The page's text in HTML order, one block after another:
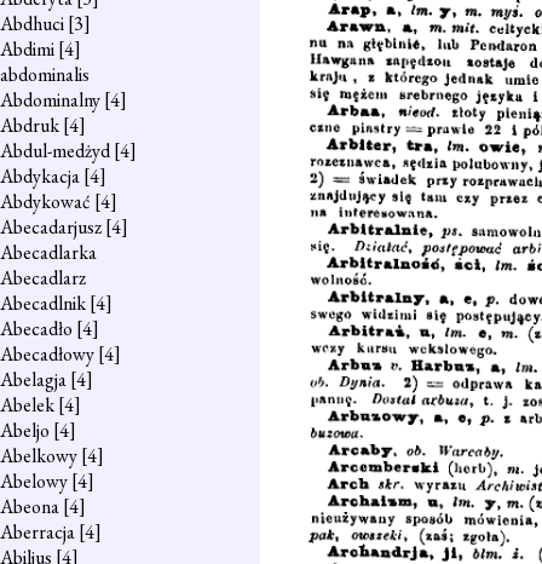
Abdhuci[3]
Abdimi[4]
abdominalis
Abdominalny[4]
Abdruk[4]
Abdul-medżyd[4]
Abdykacja[4]
Abdykować [4]
Abecadarjusz[4]
Abecadlarka
Abecadlarz
Abecadlnik[4]
Abecadło [4]
Abecadłowy[4]
Abelagja[4]
Abelek[4]
Abeljo [4]
Abelkowy[4]
Abelowy[4]
Abeona[4]
Aberracja[4]
Abiljus [4]